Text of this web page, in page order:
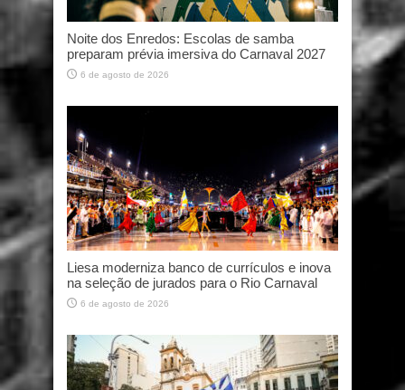
Noite dos Enredos: Escolas de samba
preparam prévia imersiva do Carnaval 2027
6 de agosto de 2026
Liesa moderniza banco de currículos e inova
na seleção de jurados para o Rio Carnaval
6 de agosto de 2026